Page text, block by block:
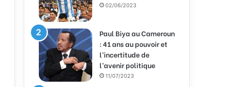
02/06/2023
Paul Biya au Cameroun
: 41 ans au pouvoir et
l’incertitude de
l’avenir politique
11/07/2023